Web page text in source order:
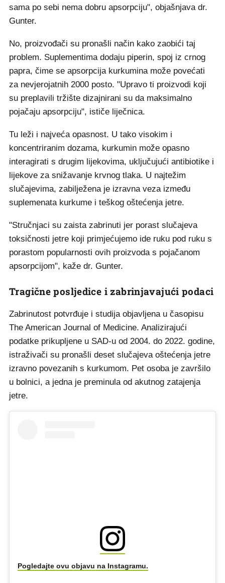
sama po sebi nema dobru apsorpciju", objašnjava dr.
Gunter.
No, proizvođači su pronašli način kako zaobići taj
problem. Suplementima dodaju piperin, spoj iz crnog
papra, čime se apsorpcija kurkumina može povećati
za nevjerojatnih 2000 posto. "Upravo ti proizvodi koji
su preplavili tržište dizajnirani su da maksimalno
pojačaju apsorpciju", ističe liječnica.
Tu leži i najveća opasnost. U tako visokim i
koncentriranim dozama, kurkumin može opasno
interagirati s drugim lijekovima, uključujući antibiotike i
lijekove za snižavanje krvnog tlaka. U najtežim
slučajevima, zabilježena je izravna veza između
suplemenata kurkume i teškog oštećenja jetre.
"Stručnjaci su zaista zabrinuti jer porast slučajeva
toksičnosti jetre koji primjećujemo ide ruku pod ruku s
porastom popularnosti ovih proizvoda s pojačanom
apsorpcijom", kaže dr. Gunter.
Tragične posljedice i zabrinjavajući podaci
Zabrinutost potvrđuje i studija objavljena u časopisu
The American Journal of Medicine. Analizirajući
podatke prikupljene u SAD-u od 2004. do 2022. godine,
istraživači su pronašli deset slučajeva oštećenja jetre
izravno povezanih s kurkumom. Pet osoba je završilo
u bolnici, a jedna je preminula od akutnog zatajenja
jetre.
Pogledajte ovu objavu na Instagramu.